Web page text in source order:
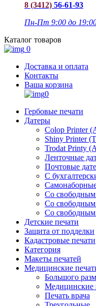
8 (3412) 56-61-93
Пн-Пт 9:00 до
Каталог товаров
0
Доставка и оплата
Контакты
Ваша корзина
0
Гербовые печати
Датеры
Colop Printer
Shiny Printer
Trodat Printy
Ленточные
Почтовые
С
Со
Со
Со
Детские печати
Защита от подделки
Кадастровые печати
Категория
Макеты печатей
Медицинские
Большого
Печать врача